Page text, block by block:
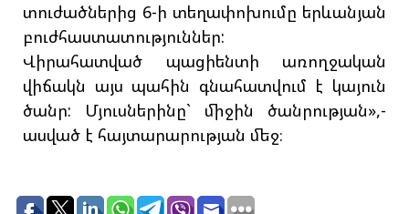
տուժածներից 6-ի տեղափոխումը երևանյան
բուժհաստատություններ:
Վիրահատված պացիենտի առողջական
վիճակն այս պահին գնահատվում է կայուն
ծանր: Մյուսներինը` միջին ծանրության»,-
ասված է հայտարարության մեջ։